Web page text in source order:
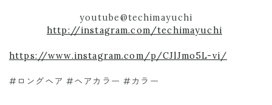
youtube@techimayuchi
http://instagram.com/techimayuchi
https://www.instagram.com/p/CJlJmo5L-vi/
#ロングヘア #ヘアカラー #カラー